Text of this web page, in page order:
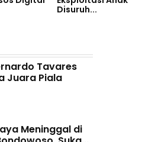
Disuruh...
Tavares
Juara Piala
Meninggal di